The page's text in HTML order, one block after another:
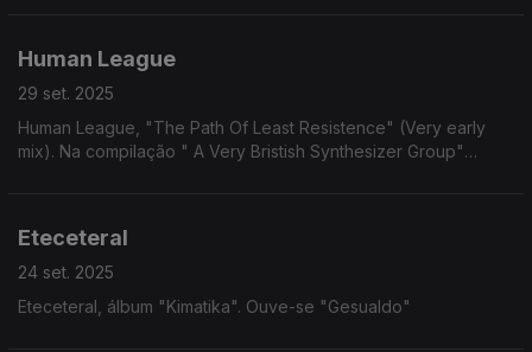
Human League
29 set. 2025
Human League, "The Path Of Least Resistence" (Very early
mix). Na compilação " A Very Bristish Synthesizer Group"
Eteceteral
24 set. 2025
Eteceteral, álbum "Kimatika". Ouve-se "Gesualdo"